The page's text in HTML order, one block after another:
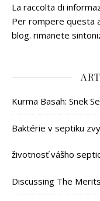
La raccolta di
Per rompere questa
blog. rimanete
Kurma Basah: Snek
Baktérie v septiku
životnosť vášho
Discussing The